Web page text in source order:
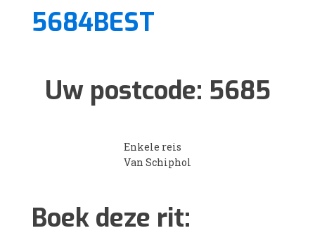
5684BEST
Uw postcode: 5685
Enkele reis
Van Schiphol
Boek deze rit: